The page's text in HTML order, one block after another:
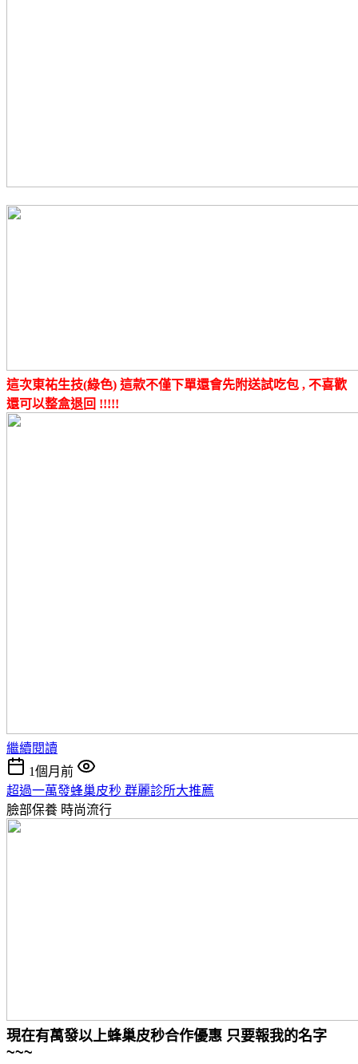
這次東祐生技(綠色) 這款不僅下單還會先附送試吃包 , 不喜歡
還可以整盒退回 !!!!!
繼續閱讀
1個月前
超過一萬發蜂巢皮秒 群麗診所大推薦
臉部保養 時尚流行
現在有萬發以上蜂巢皮秒合作優惠 只要報我的名字
~~~